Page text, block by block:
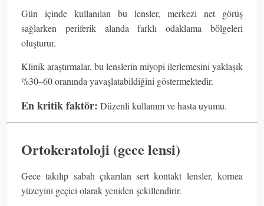
Gün içinde kullanılan bu lensler, merkezi net görüş
sağlarken periferik alanda farklı odaklama bölgeleri
oluşturur.
Klinik araştırmalar, bu lenslerin miyopi ilerlemesini yaklaşık
%30–60 oranında yavaşlatabildiğini göstermektedir.
En kritik faktör: Düzenli kullanım ve hasta uyumu.
Ortokeratoloji (gece lensi)
Gece takılıp sabah çıkarılan sert kontakt lensler, kornea
yüzeyini geçici olarak yeniden şekillendirir.